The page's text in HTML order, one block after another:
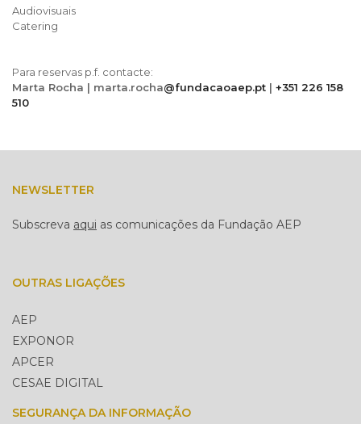
Audiovisuais
Catering
Para reservas p.f. contacte:
Marta Rocha | marta.rocha@fundacaoaep.pt | +351 226 158
510
NEWSLETTER
Subscreva aqui as comunicações da Fundação AEP
OUTRAS LIGAÇÕES
AEP
EXPONOR
APCER
CESAE DIGITAL
SEGURANÇA DA INFORMAÇÃO